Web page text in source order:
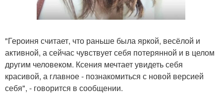
"Героиня считает, что раньше была яркой, весёлой и
активной, а сейчас чувствует себя потерянной и в целом
другим человеком. Ксения мечтает увидеть себя
красивой, а главное - познакомиться с новой версией
себя", - говорится в сообщении.